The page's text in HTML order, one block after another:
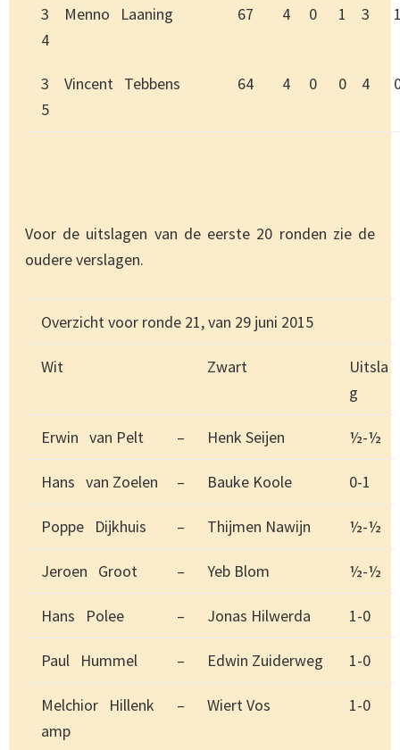
3
4
Menno Laaning 67 4 0 1 3
3
5
Vincent Tebbens 64 4 0 0 4
Voor de uitslagen van de eerste 20 ronden zie de
oudere verslagen.
Overzicht voor ronde 21, van 29 juni 2015
Wit Zwart
Uitsla
g
Erwin van Pelt – Henk Seijen ½-½
Hans van Zoelen – Bauke Koole 0-1
Poppe Dijkhuis – Thijmen Nawijn ½-½
Jeroen Groot – Yeb Blom ½-½
Hans Polee – Jonas Hilwerda 1-0
Paul Hummel – Edwin Zuiderweg 1-0
Melchior Hillenk
amp
– Wiert Vos 1-0